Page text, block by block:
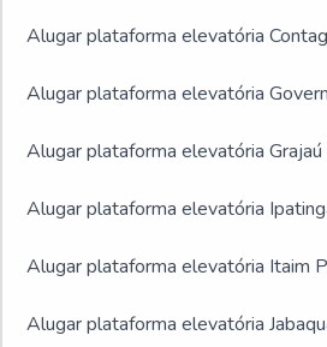
Alugar plataforma elevatória
Alugar plataforma elevatória
Alugar plataforma elevatória Grajaú
Alugar plataforma elevatória
Alugar plataforma elevatória Itaim
Alugar plataforma elevatória